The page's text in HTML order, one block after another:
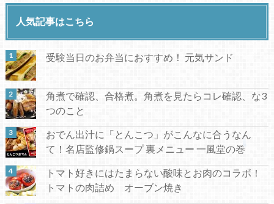
人気記事はこちら
受験当日のお弁当におすすめ！ 元気サンド
角煮で確認、合格煮。角煮を見たらコレ確認、な3
つのこと
おでん出汁に「とんこつ」がこんなに合うなん
て！名店監修鍋スープ 裏メニュー 一風堂の巻
トマト好きにはたまらない酸味とお肉のコラボ！
トマトの肉詰め オーブン焼き